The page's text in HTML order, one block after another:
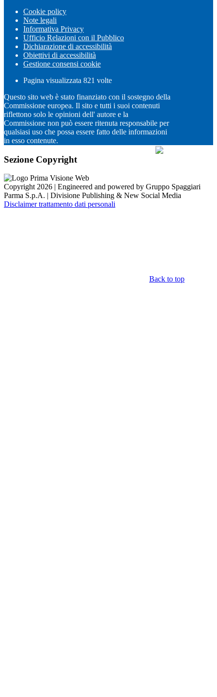
Cookie policy
Note legali
Informativa Privacy
Ufficio Relazioni con il Pubblico
Dichiarazione di accessibilità
Obiettivi di accessibilità
Gestione consensi cookie
Pagina visualizzata 821 volte
Questo sito web è stato finanziato con il sostegno della
Commissione europea. Il sito e tutti i suoi contenuti
riflettono solo le opinioni dell' autore e la
Commissione non può essere ritenuta responsabile per
qualsiasi uso che possa essere fatto delle informazioni
in esso contenute.
Sezione Copyright
Copyright 2026 | Engineered and powered by Gruppo Spaggiari
Parma S.p.A. | Divisione Publishing & New Social Media
Disclaimer trattamento dati personali
Back to top